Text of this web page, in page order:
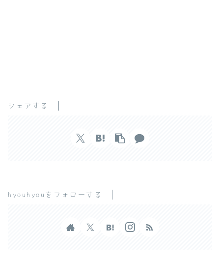
シェアする
hyouhyouをフォローする